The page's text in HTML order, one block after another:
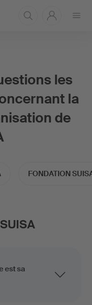
le
les
la
de
FONDATION
est sa